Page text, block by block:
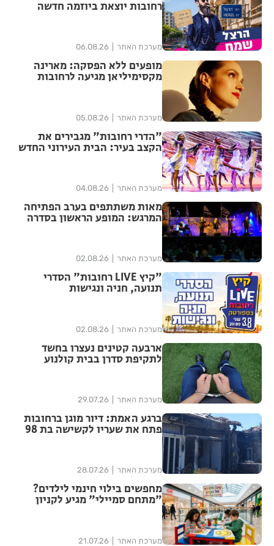
רחובות יוצאת ביוזמה חדשה
מערכת האתר 06.08.26
מופעים ללא הפסקה: מארינה
מקסימיליאן מגיעה לרחובות
מערכת האתר 05.08.26
"הדרי רחובות" מגבירים את
הקצב בעיר: הבית העירוני החדש
מערכת האתר 04.08.26
מאות משתתפים בערב הפתיחה
המרגש: המופע הראשון בסדרה
מערכת האתר 02.08.26
"קיץ LIVE רחובות" הסדרי
תנועה, חניה ונגישות
מערכת האתר 02.08.26
ארבעה קטינים נעצרו בחשד
לתקיפת סדרן בבית קולנוע
מערכת האתר 29.07.26
ברגע האמת: דיור מוגן ברחובות
פתח את שעריו לקשישה בת 98
מערכת האתר 28.07.26
מחפשים בילוי חינמי לילדים?
"מתחם סמיילי" מגיע לקניון
מערכת האתר 21.07.26